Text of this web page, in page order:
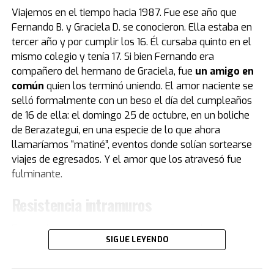
deMéxico 1986, cortesía del por entonces presidente
del Napoli, Corrado Ferlaino.
El proceso para que las llaves de aquel mítico auto
deportivo llegaran a las manos de Maradona fue
caótico.
Guillermo Coppola, exmanager del Diez, tuvo
que convencer al mismísimo Enzo Ferrari de pintar de
negro un modelo que solo conocía el rojo. Luego,
gestionó la venta del coche en un aeropuerto por un
precio mayor al que había pagado originalmente, con el
fin de reconciliar a Ferlaino con Diego. Algo de esa
historia estuvo presente en Buenos Aires.
Cebollitas, pasando por mítico año 86 y llegando hasta
cuando le hacen su partido despedida", explica Acacia.
Junto a la Ferrari negra se iluminó la camiseta titular
Viajemos en el tiempo hacia 1987. Fue ese año que
Fernando B. y Graciela D. se conocieron. Ella estaba en
tercer año y por cumplir los 16. Él cursaba quinto en el
mismo colegio y tenía 17. Si bien Fernando era
compañero del hermano de Graciela, fue un amigo en
común quien los terminó uniendo. El amor naciente se
selló formalmente con un beso el día del cumpleaños
de 16 de ella: el domingo 25 de octubre, en un boliche
de Berazategui, en una especie de lo que ahora
llamaríamos “matiné”, eventos donde solían sortearse
viajes de egresados. Y el amor que los atravesó fue
fulminante.
Fernando cuenta que con su compañero y hermano de
Graciela eran “como el agua y el aceite. Te hago una
SIGUE LEYENDO